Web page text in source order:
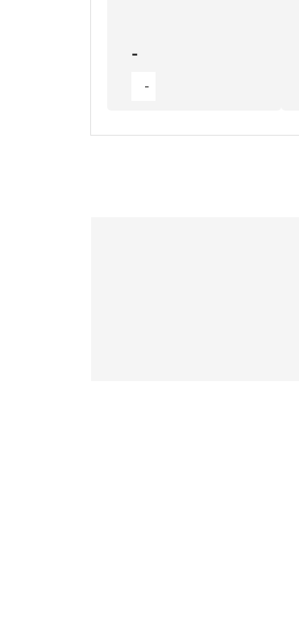
-
-